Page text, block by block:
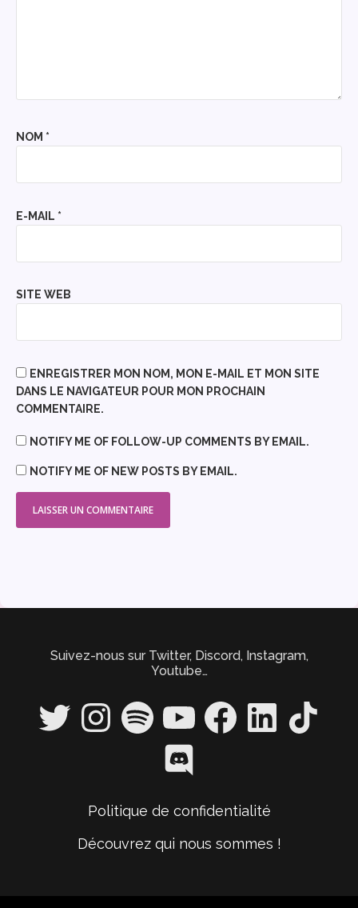
NOM *
E-MAIL *
SITE WEB
ENREGISTRER MON NOM, MON E-MAIL ET MON SITE
DANS LE NAVIGATEUR POUR MON PROCHAIN
COMMENTAIRE.
NOTIFY ME OF FOLLOW-UP COMMENTS BY EMAIL.
NOTIFY ME OF NEW POSTS BY EMAIL.
Suivez-nous sur Twitter, Discord, Instagram,
Youtube…
Twitter InstagramSpotify YouTube FacebookLinkedIn TikTok
Discord
Politique de confidentialité
Découvrez qui nous sommes !